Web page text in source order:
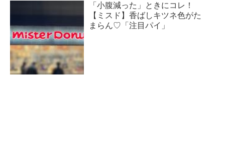
「小腹減った」ときにコレ！
【ミスド】香ばしキツネ色がた
まらん♡「注目パイ」